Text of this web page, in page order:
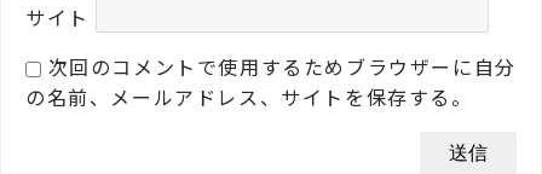
サイト
次回のコメントで使用するためブラウザーに自分
の名前、メールアドレス、サイトを保存する。